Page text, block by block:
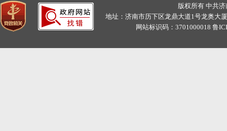
版权所有 中共
地址：济南市历下区龙鼎大道1号龙奥大
网站标识码：3701000018 鲁